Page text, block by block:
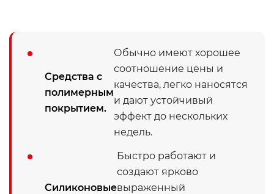
Средства с
полимерным
покрытием.
Обычно имеют хорошее
соотношение цены и
качества, легко наносятся
и дают устойчивый
эффект до нескольких
недель.
Силиконовые
Быстро работают и
создают ярково
выраженный